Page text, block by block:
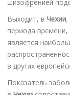
шизофренией
Выходит, в Чехии
периода
является
в других
Показатель